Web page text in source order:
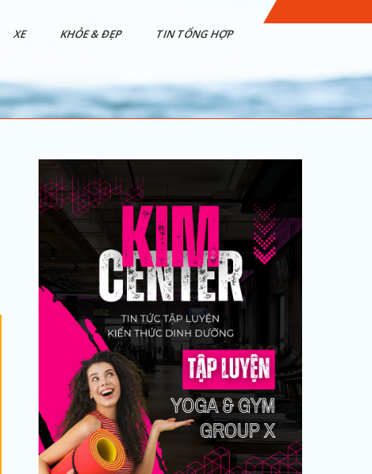
XE KHỎE & ĐẸP TIN TỔNG HỢP